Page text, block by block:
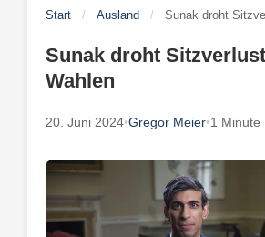
Start / Ausland / Sunak droht
Sunak droht
Wahlen
20. Juni 2024•Gregor Meier•1 Minute